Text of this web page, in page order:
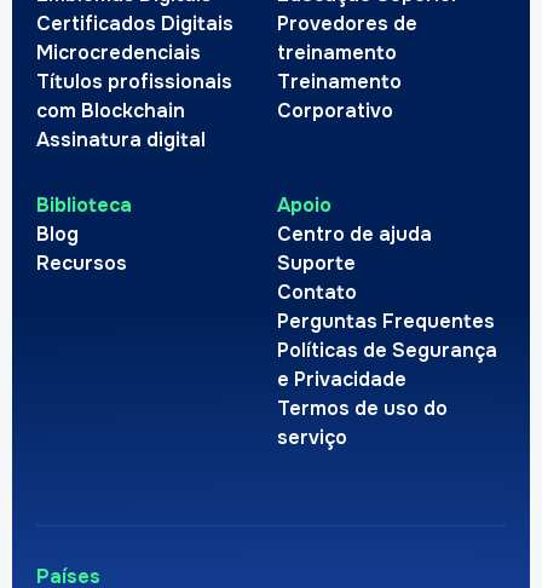
Certificados Digitais
Microcredenciais
Títulos profissionais
com Blockchain
Assinatura digital
Provedores de
treinamento
Treinamento
Corporativo
Biblioteca
Blog
Recursos
Apoio
Centro de ajuda
Suporte
Contato
Perguntas Frequentes
Políticas de Segurança
e Privacidade
Termos de uso do
serviço
Países